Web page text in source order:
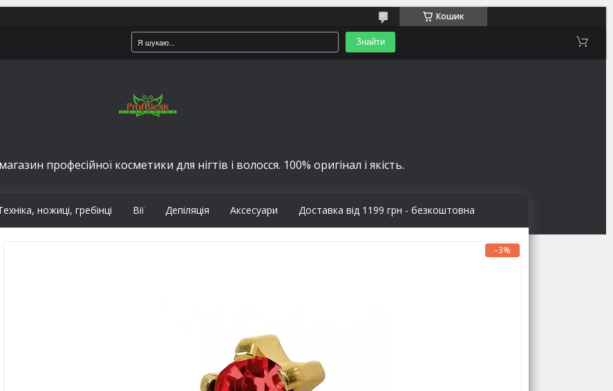
Кошик
Знайти
професійної косметики для нігтів і волосся. 100% оригінал і якість.
ножиці, гребінці Вії Депіляція Аксесуари Доставка від 1199 грн - безкоштовна
–3%